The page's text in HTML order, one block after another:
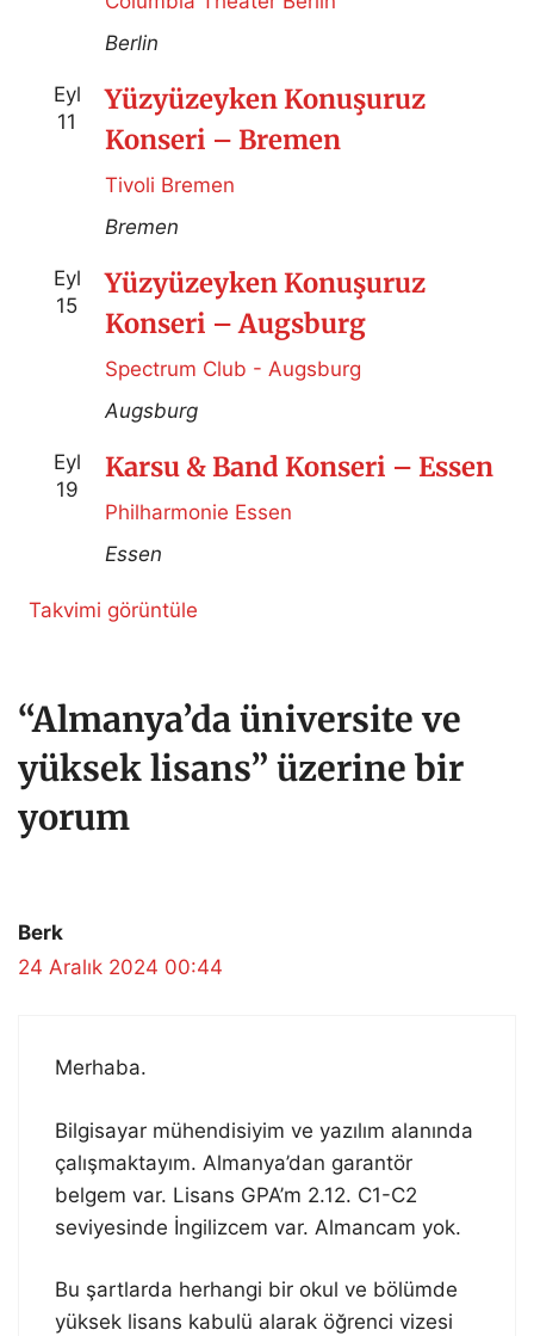
Berlin
Eyl
11
Yüzyüzeyken Konuşuruz
Konseri – Bremen
Tivoli Bremen
Bremen
Eyl
15
Yüzyüzeyken Konuşuruz
Konseri – Augsburg
Spectrum Club - Augsburg
Augsburg
Eyl
19
Karsu & Band Konseri – Essen
Philharmonie Essen
Essen
Takvimi görüntüle
“Almanya’da üniversite ve
yüksek lisans” üzerine bir
yorum
Berk
24 Aralık 2024 00:44
Merhaba.
Bilgisayar mühendisiyim ve yazılım alanında
çalışmaktayım. Almanya’dan garantör
belgem var. Lisans GPA’m 2.12. C1-C2
seviyesinde İngilizcem var. Almancam yok.
Bu şartlarda herhangi bir okul ve bölümde
yüksek lisans kabulü alarak öğrenci vizesi